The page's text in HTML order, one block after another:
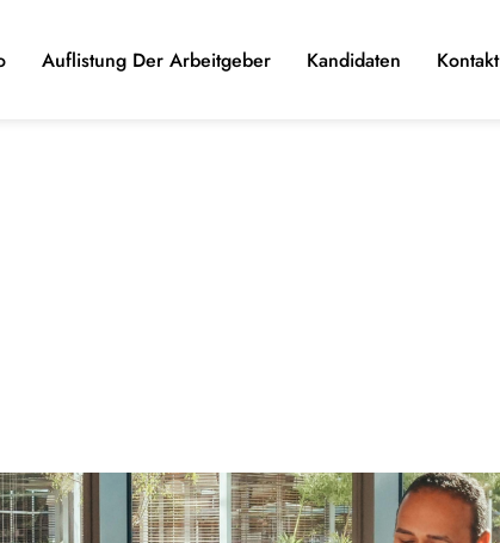
Auflistung Der Arbeitgeber Kandidaten Kontakt